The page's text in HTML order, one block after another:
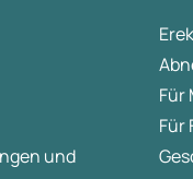
und
Für
Für